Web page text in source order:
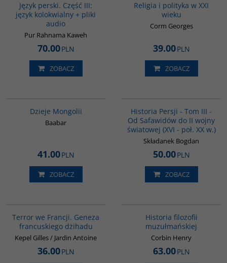
Język perski. Część III:
język kolokwialny + pliki
audio
Pur Rahnama Kaweh
70.00PLN
ZOBACZ
Religia i polityka w XXI
wieku
Corm Georges
39.00PLN
ZOBACZ
Dzieje Mongolii
Baabar
41.00PLN
ZOBACZ
Historia Persji - Tom III -
Od Safawidów do II wojny
światowej (XVI - poł. XX w.)
Składanek Bogdan
50.00PLN
ZOBACZ
Terror we Francji. Geneza
francuskiego dżihadu
Kepel Gilles / Jardin Antoine
36.00PLN
Historia filozofii
muzułmańskiej
Corbin Henry
63.00PLN